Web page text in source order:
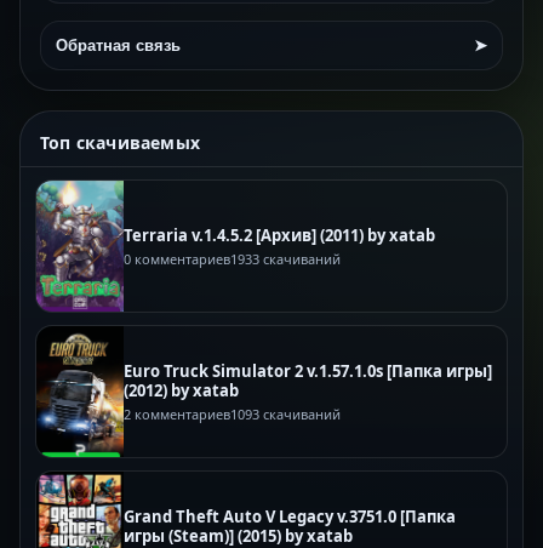
Обратная связь ➤
Топ скачиваемых
Terraria v.1.4.5.2 [Архив] (2011) by xatab
0 комментариев1933 скачиваний
Euro Truck Simulator 2 v.1.57.1.0s [Папка игры]
(2012) by xatab
2 комментариев1093 скачиваний
Grand Theft Auto V Legacy v.3751.0 [Папка
игры (Steam)] (2015) by xatab